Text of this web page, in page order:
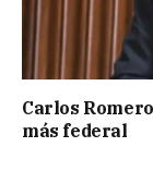
Carlos
más federal